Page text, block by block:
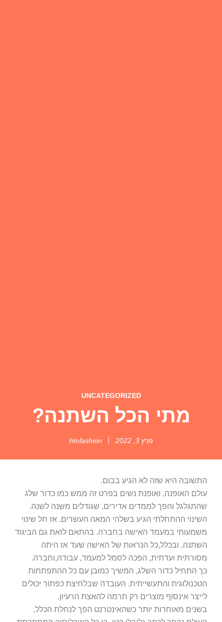
UNCATEGORIZED
מתי הכל השתנה?
מרץ 3, 2022 htofashion
התשובה היא שזה לא הגיע בבום.
עולם האופנה, ואופנת נשים בפרט זה ממש כמו כדור שלג
שהתגלגל והפך לממדים אדירים, שגודלים משנה לשנה.
השינוי ההתחלתי הגיע בשלהי המאה העשרים. אז חל שינוי
משמעותי במעמד האישה בחברה. בהתאם לזאת גם הביגוד
השתנה, ובכלל,כל הנראות של האישה שעד אז היתה
מסורתית ועדתית, הפכה לסמל למעמד, עבודה,וחברה.
כך התחיל כדור השלג, המשיך כמובן עם כל ההתפתחות
הטכנולוגית והתעשייתית. העובדה שבלחיצת כפתור יכולים
לייצר אינסוף מוצרים רק תרמה להאצת הרעיון.
בשנים מאוחרות יותר כשהאינטרנט הפך לנחלת הכלל,